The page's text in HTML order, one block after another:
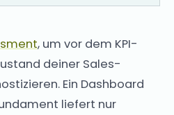
, um vor dem KPI-
deiner Sales-
Ein Dashboard
liefert nur